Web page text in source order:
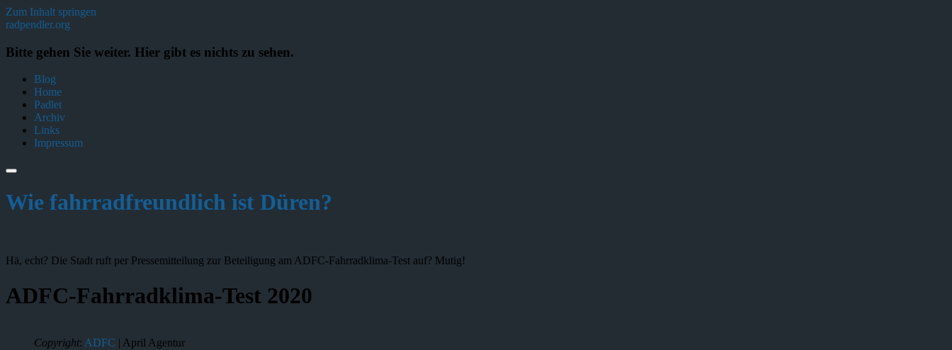
Zum Inhalt springen
radpendler.org
Bitte gehen Sie weiter. Hier gibt es nichts zu sehen.
Blog
Home
Padlet
Archiv
Links
Impressum
Wie fahrradfreundlich ist Düren?
Hä, echt? Die Stadt ruft per Pressemitteilung zur Beteiligung am ADFC-Fahrradklima-Test auf? Mutig!
ADFC-Fahrradklima-Test 2020
Copyright: ADFC | April Agentur